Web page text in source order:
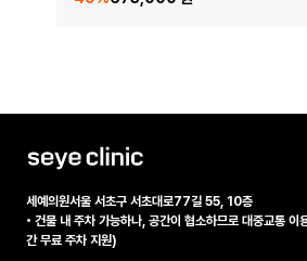
세예의원서울 서초구 서초대로77길 55, 10층
• 건물 내 주차 가능하나, 공간이 협소하므로 대중교통 이
간 무료 주차 지원)